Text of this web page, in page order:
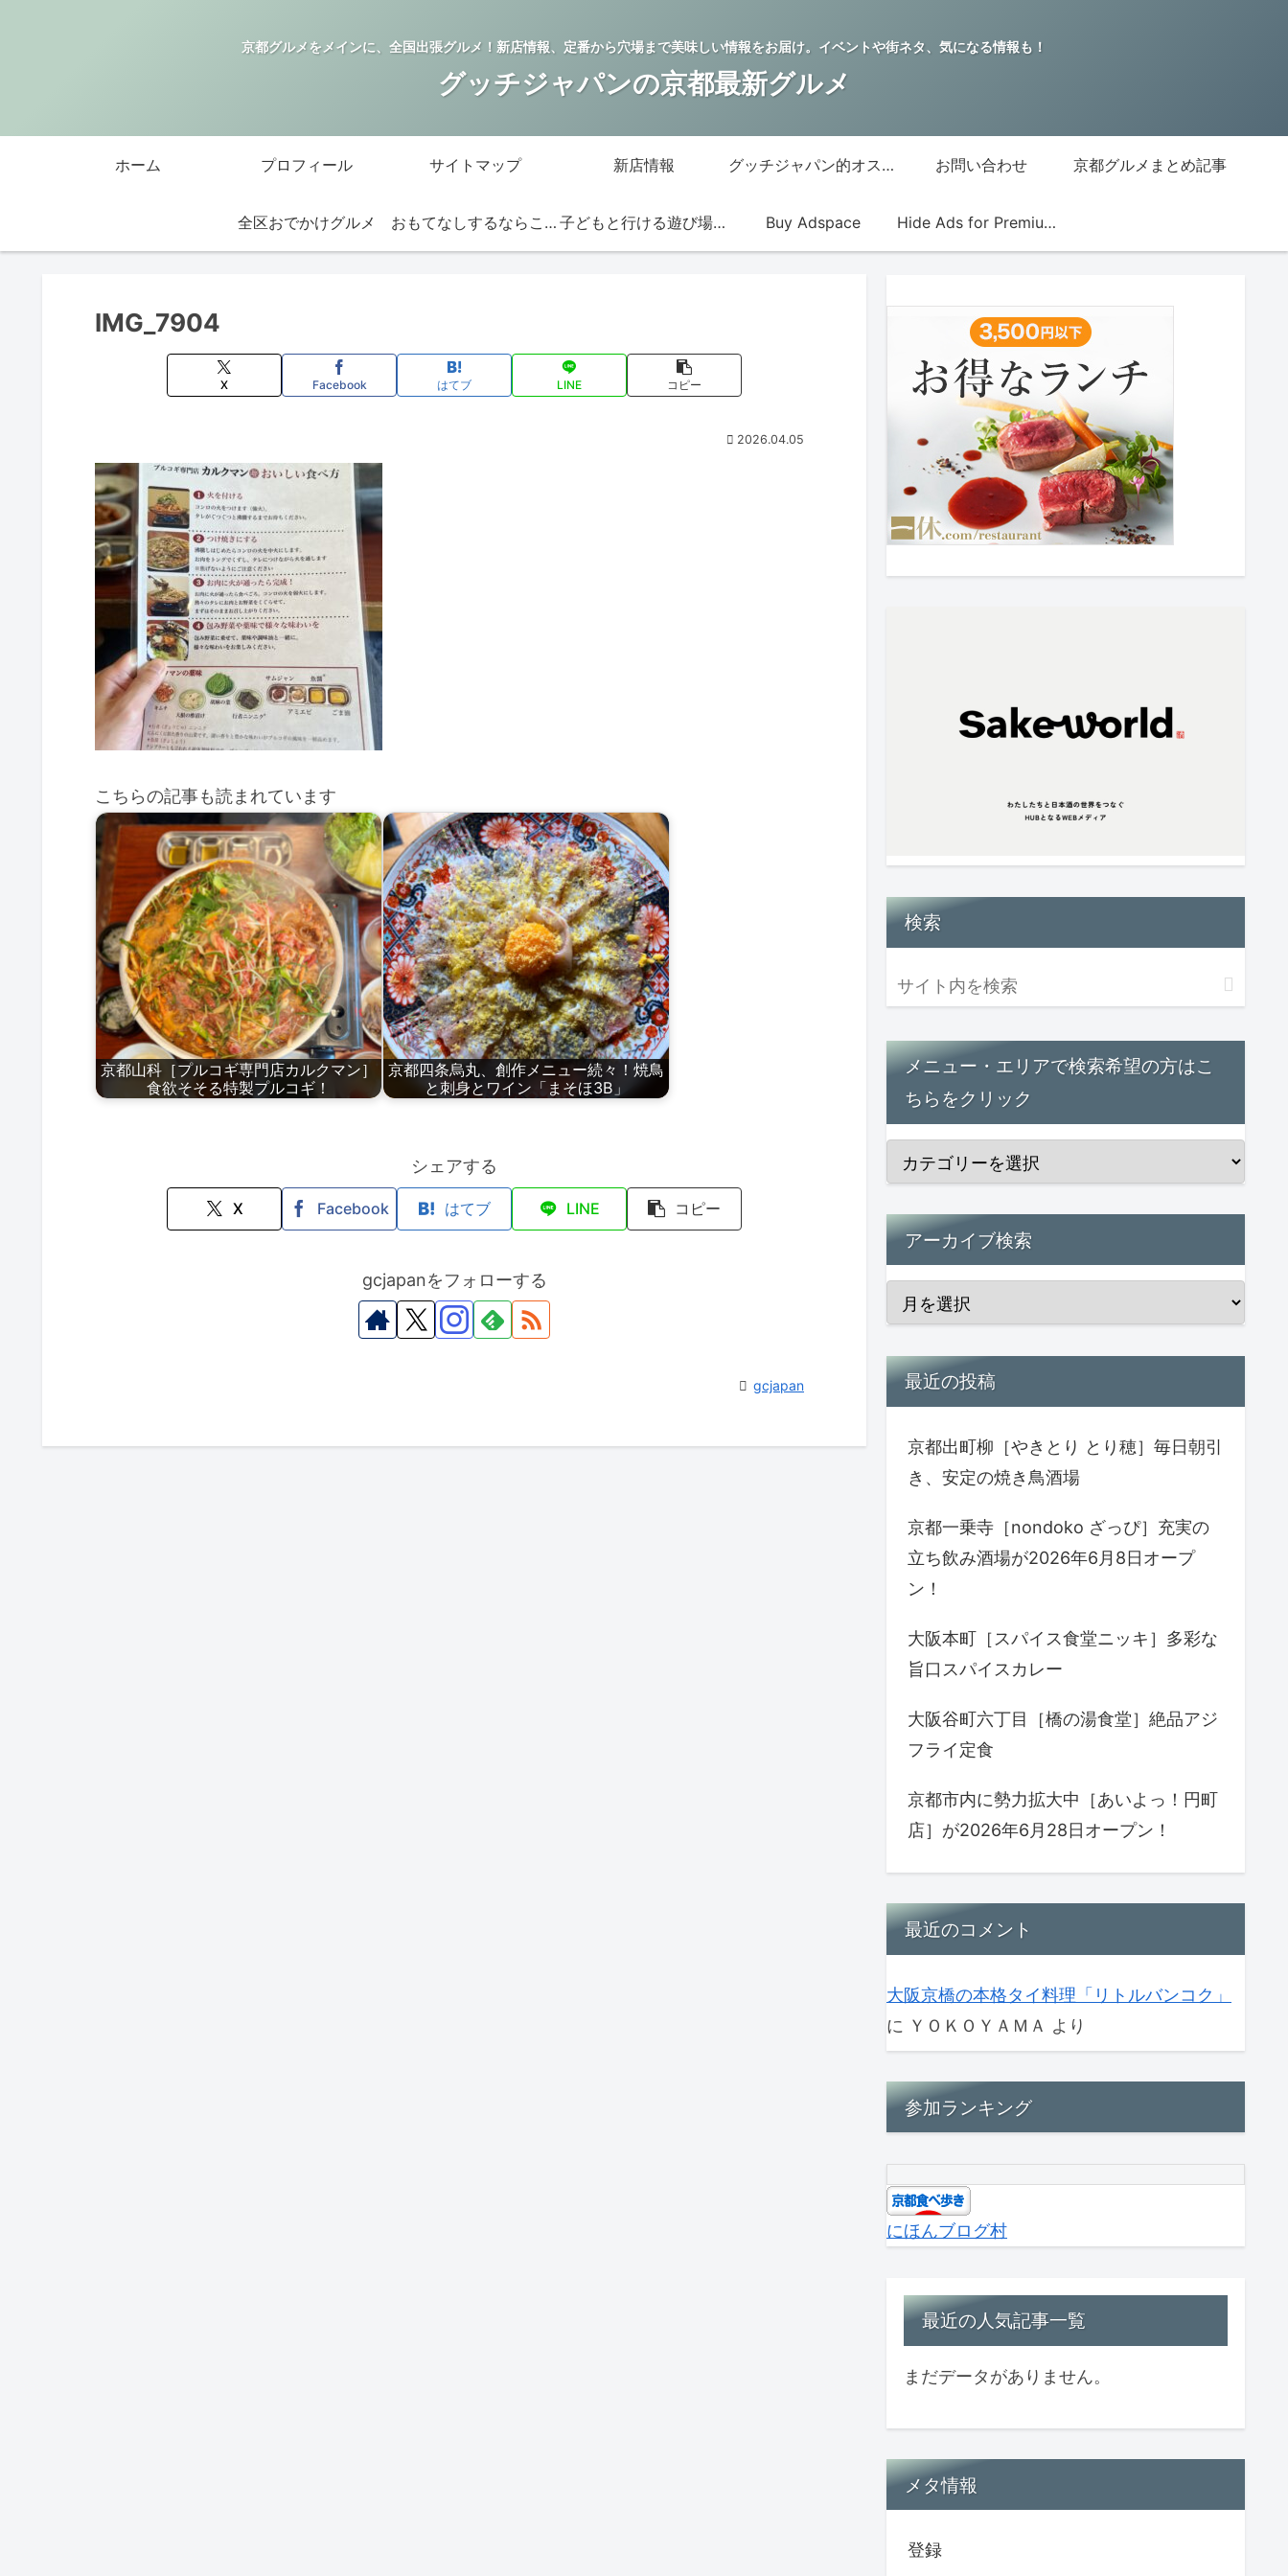
京都グルメをメインに、全国出張グルメ！新店情報、定番から穴場まで美味しい情報をお届け。イベントや街ネタ、気になる情報も！
グッチジャパンの京都最新グルメ
ホーム プロフィール サイトマップ 新店情報 グッチジャパン的オススメ店 お問い合わせ 京都グルメまとめ記事
全区おでかけグルメ おもてなしするならこの店 子どもと行ける遊び場・お店 Buy Adspace Hide Ads for Premium Members
IMG_7904
X Facebook はてブ LINE コピー
2026.04.05
こちらの記事も読まれています
京都山科［プルコギ専門店カルクマン］
食欲そそる特製プルコギ！
京都四条烏丸、創作メニュー続々！焼鳥
と刺身とワイン「まそほ3B」
シェアする
X Facebook はてブ LINE コピー
gcjapanをフォローする
gcjapan
検索
メニュー・エリアで検索希望の方はこ
ちらをクリック
アーカイブ検索
最近の投稿
京都出町柳［やきとり とり穂］毎日朝引
き、安定の焼き鳥酒場
京都一乗寺［nondoko ざっぴ］充実の
立ち飲み酒場が2026年6月8日オープ
ン！
大阪本町［スパイス食堂ニッキ］多彩な
旨口スパイスカレー
大阪谷町六丁目［橋の湯食堂］絶品アジ
フライ定食
京都市内に勢力拡大中［あいよっ！円町
店］が2026年6月28日オープン！
最近のコメント
大阪京橋の本格タイ料理「リトルバンコク」
に ＹＯＫＯＹＡＭＡ より
参加ランキング
にほんブログ村
最近の人気記事一覧
まだデータがありません。
メタ情報
登録